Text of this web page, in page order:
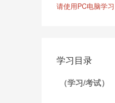
请使用PC电脑学习
学习目录
（学习/考试）